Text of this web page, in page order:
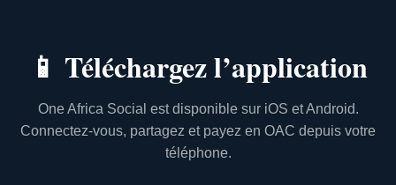
📱 Téléchargez l’application
One Africa Social est disponible sur iOS et Android.
Connectez-vous, partagez et payez en OAC depuis votre
téléphone.